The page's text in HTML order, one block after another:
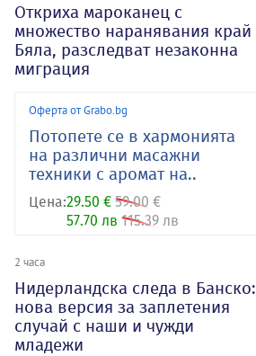
Откриха мароканец с
множество наранявания край
Бяла, разследват незаконна
миграция
Оферта от Grabo.bg
Потопете се в хармонията
на различни масажни
техники с аромат на..
Цена:29.50 € 59.00 €
57.70 лв 115.39 лв
2 часа
Нидерландска следа в Банско:
нова версия за заплетения
случай с наши и чужди
младежи